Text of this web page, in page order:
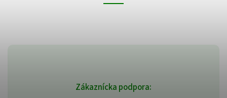
Zákaznícka podpora: